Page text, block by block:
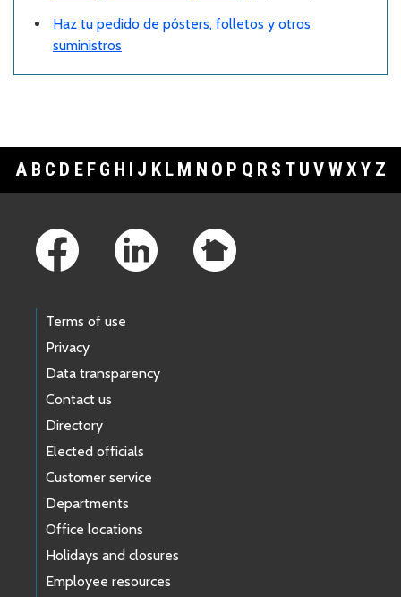
Haz tu pedido de pósters, folletos y otros
suministros
A B C D E F G H I J K L M N O P Q R S T U V WXY Z
Terms of use
Privacy
Data transparency
Contact us
Directory
Elected officials
Customer service
Departments
Office locations
Holidays and closures
Employee resources